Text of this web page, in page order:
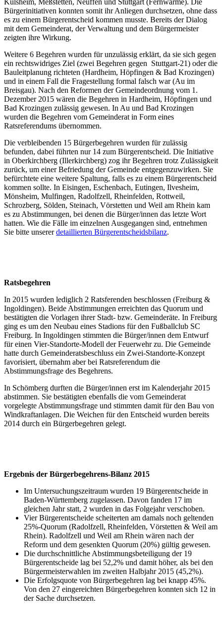
Bürgerinitiativen konnten somit ihr Anliegen durchsetzen, ohne dass
es zu einem Bürgerentscheid kommen musste. Bereits der Dialog
mit dem Gemeinderat, der Verwaltung und dem Bürgermeister
zeigten ihre Wirkung.
Weitere 6 Begehren wurden für unzulässig erklärt, da sie sich gegen
ein rechtswidriges Ziel (zwei Begehren gegen Stuttgart-21) oder die
Bauleitplanung richteten (Hardheim, Höpfingen & Bad Krozingen)
und in einem Fall die Fragestellung formal falsch war (Au im
Breisgau). Nach den Reformen der Gemeindeordnung vom 1.
Dezember 2015 wären die Begehren in Hardheim, Höpfingen und
Bad Krozingen zulässig gewesen. In Au und Bad Krozingen
wurden die Begehren vom Gemeinderat in Form eines
Ratsreferendums übernommen.
Die verbleibenden 15 Bürgerbegehren wurden für zulässig
befunden, dabei führten nur 14 zum Bürgerentscheid. Die Initiative
in Oberkirchberg (Illerkirchberg) zog ihr Begehren trotz Zulässigkeit
zurück, um einer Befriedung der Gemeinde entgegenzuwirken. Sie
befürchtete eine weitere Spaltung, falls es zu einem Bürgerentscheid
kommen sollte. In Eisingen, Eschenbach, Eutingen, Ilvesheim,
Mönsheim, Mulfingen, Radolfzell, Rheinfelden, Rottweil,
Schrozberg, Sölden, Steinach, Vörstetten und Weil am Rhein kam
es zu Abstimmungen, bei denen die Bürger/innen das letzte Wort
hatten. Wie die Fälle im einzelnen Ausgegangen sind, entnehmen
Sie bitte unsererdetaillierten Bürgerentscheidsbilanz.
Ratsbegehren
In 2015 wurden lediglich 2 Ratsferenden beschlossen (Freiburg &
Ingoldingen). Beide Abstimmungen erreichten das Quorum und
bestätigten die Vorlagen ihrer Stadt- bzw. Gemeinderäte. In Freiburg
ging es um den Neubau eines Stadions für den Fußballclub SC
Freiburg. In Ingoldingen stimmten die Bürger/innen dem Entwurf
für einen Vier-Standorte-Modell der Feuerwehr zu. Die Gemeinde
hatte durch Gemeinderatsbeschluss ein Zwei-Standorte-Konzept
favorisiert, übernahm aber bei Ratsreferendum die
Abstimmungsfrage des Begehrens.
In Schömberg durften die Bürger/innen erst im Kalenderjahr 2015
abstimmen. Sie bestätigten ebenfalls die vom Gemeinderat
vorgelegte Abstimmungsfrage und stimmten damit für den Bau von
Windkraftanlagen. Die Weichen für den Entscheid wurden bereits
2014 durch ein Bürgerbegehren gelegt.
Ergebnis der Bürgerbegehrens-Bilanz 2015
Im Untersuchungszeitraum wurden 19 Bürgerentscheide in
Baden-Württemberg zugelassen. Davon fanden 17 im
gleichen Jahr statt, 2 wurden in das Folgejahr verschoben.
Vier Bürgerentscheide scheiterten am damals noch geltenden
25%-Quorum (Radolfzell, Rheinfelden, Vörstetten & Weil am
Rhein). Radolfzell und Weil am Rhein wären nach der
Reform und dem gesenkten Quorum (20%) gültig gewesen.
Die durchschnittliche Abstimmungsbeteiligung der 19
Bürgerentscheide lag bei 52,2% und damit höher, als bei den
Bürgermeisterwahlen im zweiten Halbjahr 2015 (45,2%).
Die Erfolgsquote von Bürgerbegehren lag bei knapp 45%.
Von den 27 eingereichten Bürgerbegehren konnten sich 12 in
der Sache durchsetzen.